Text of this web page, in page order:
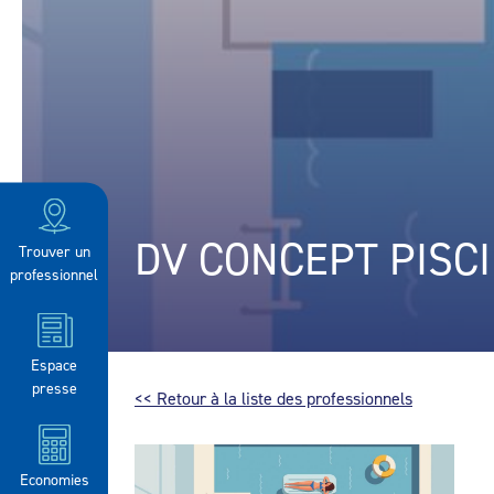
Trouver un
professionnel
Espace
presse
Economies
DV CONCEPT
<< Retour à la liste des professionnels